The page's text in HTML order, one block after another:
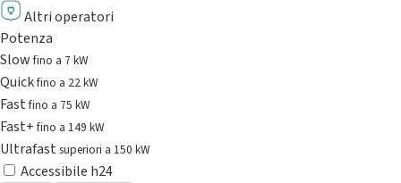
Altri operatori
Potenza
Slowfino a 7 kW
Quickfino a 22 kW
Fastfino a 75 kW
Fast+fino a 149 kW
Ultrafast superiori a 150 kW
Accessibile h24